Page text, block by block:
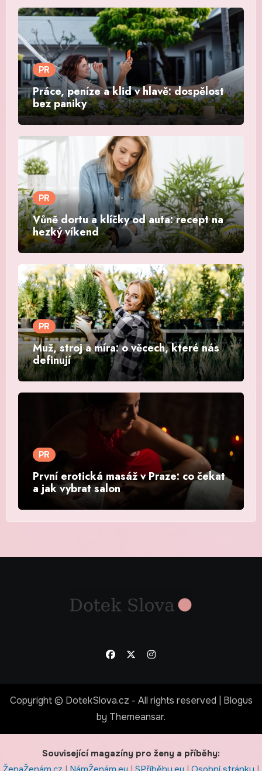
PR
Práce, peníze a klid v hlavě: dospělost
bez paniky
PR
Vůně dortu a klíčky od auta: recept na
hezký víkend
PR
Muž, stroj a míra: o věcech, které nás
definují
PR
První erotická masáž v Praze: co čekat
a jak vybrat salon
Copyright © DotekSlova.cz - All rights reserved
Blogus
by Themeansar.
Související magazíny pro ženy a příběhy: